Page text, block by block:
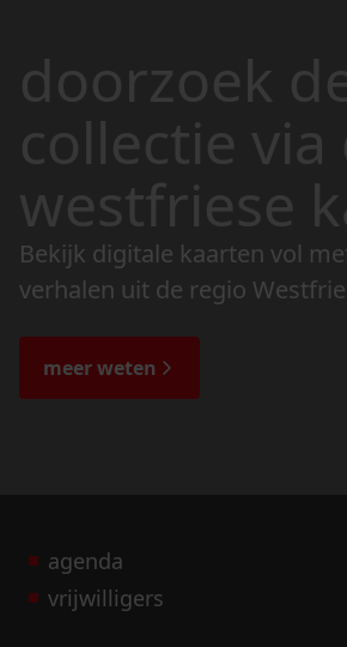
doorzoek
collectie via
westfriese
Bekijk digitale kaarten vol
verhalen uit de regio
de bijzondere verhalen.
meer weten
agenda
vrijwilligers